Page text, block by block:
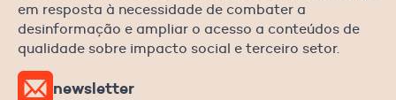
em resposta à necessidade de combater a
desinformação e ampliar o acesso a conteúdos de
qualidade sobre impacto social e terceiro setor.
newsletter